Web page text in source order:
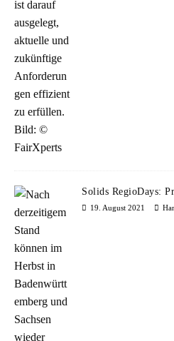
Solids RegioDays:
19. August 2021